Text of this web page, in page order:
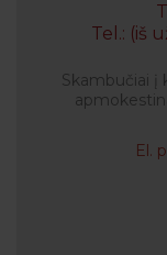
Tel.: (iš
Skambučiai į
El.